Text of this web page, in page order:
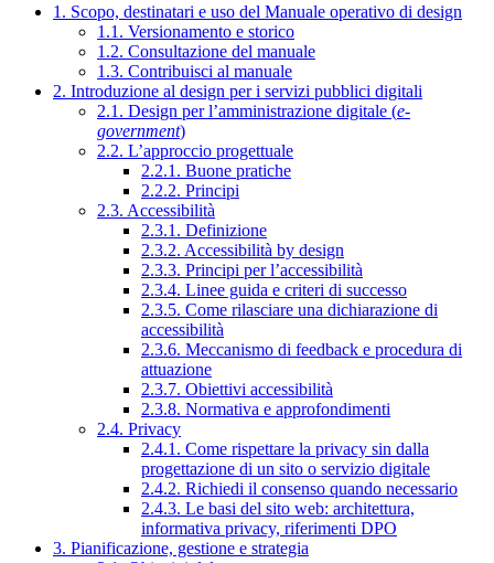
1. Scopo, destinatari e uso del Manuale operativo di design
1.1. Versionamento e storico
1.2. Consultazione del manuale
1.3. Contribuisci al manuale
2. Introduzione al design per i servizi pubblici digitali
2.1. Design per l’amministrazione digitale (e-
government)
2.2. L’approccio progettuale
2.2.1. Buone pratiche
2.2.2. Principi
2.3. Accessibilità
2.3.1. Definizione
2.3.2. Accessibilità by design
2.3.3. Principi per l’accessibilità
2.3.4. Linee guida e criteri di successo
2.3.5. Come rilasciare una dichiarazione di
accessibilità
2.3.6. Meccanismo di feedback e procedura di
attuazione
2.3.7. Obiettivi accessibilità
2.3.8. Normativa e approfondimenti
2.4. Privacy
2.4.1. Come rispettare la privacy sin dalla
progettazione di un sito o servizio digitale
2.4.2. Richiedi il consenso quando necessario
2.4.3. Le basi del sito web: architettura,
informativa privacy, riferimenti DPO
3. Pianificazione, gestione e strategia